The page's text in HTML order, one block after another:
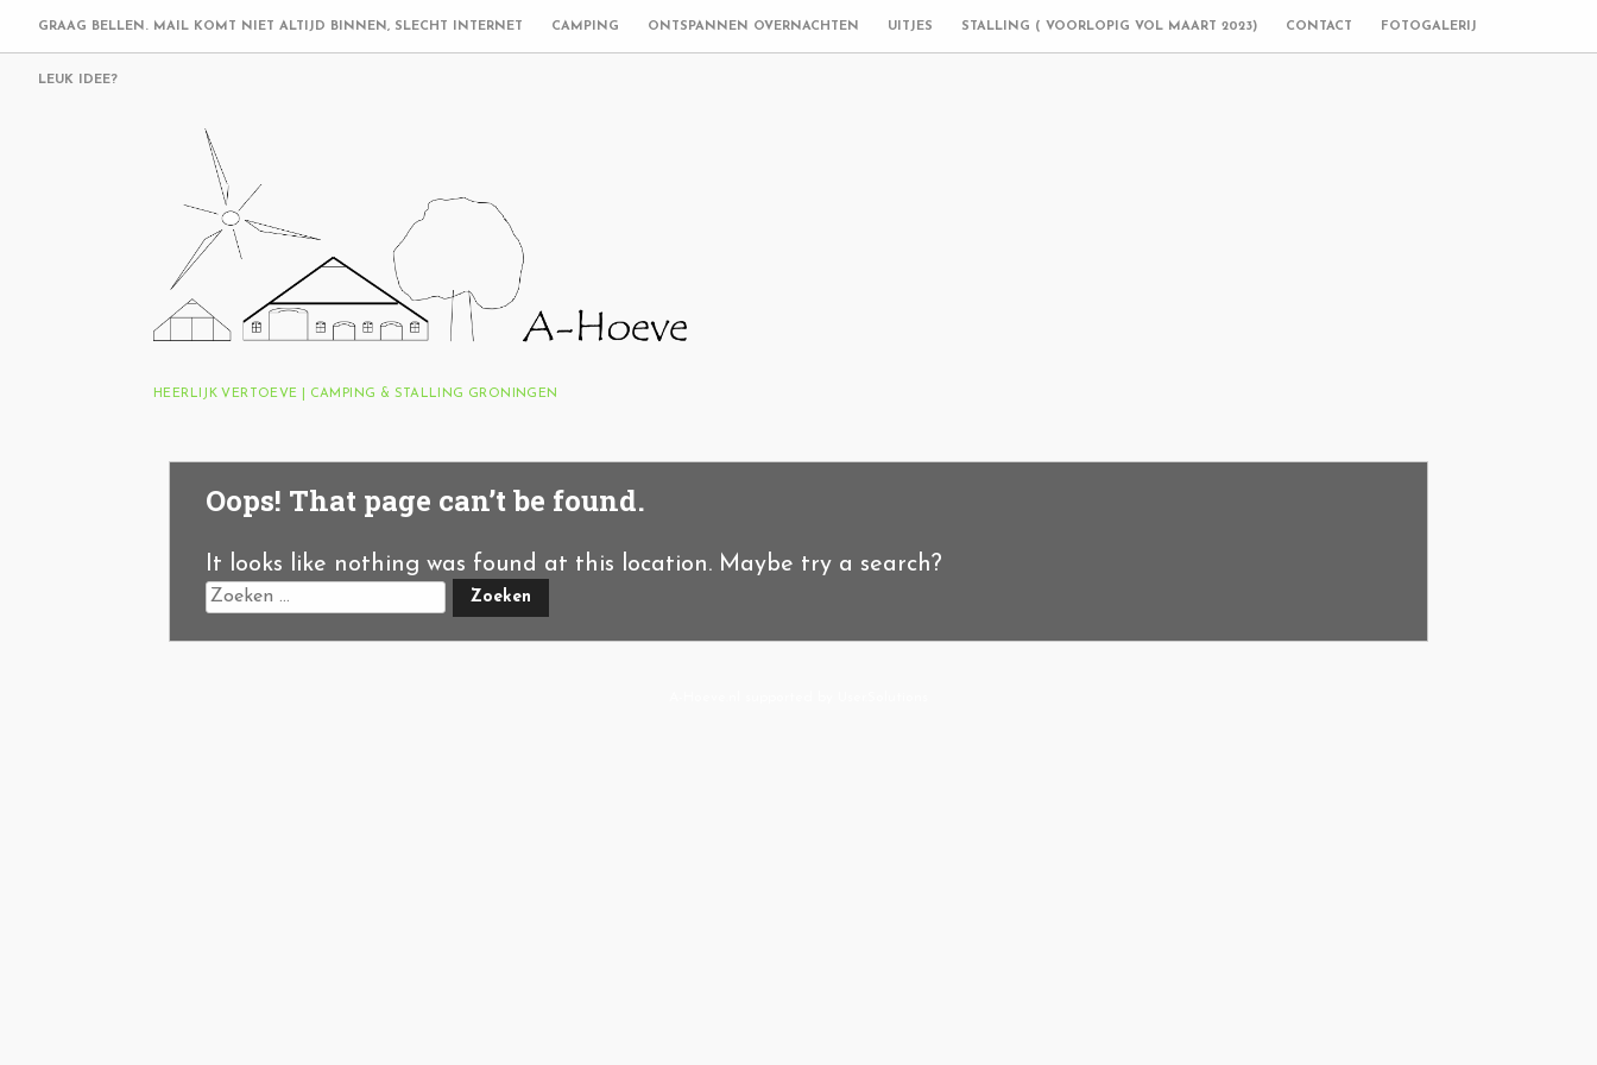
GRAAG BELLEN. MAIL KOMT NIET ALTIJD BINNEN, SLECHT INTERNET CAMPING ONTSPANNEN OVERNACHTEN UITJES STALLING ( VOORLOPIG VOL MAART 2023) CONTACT FOTOGALERIJ
LEUK IDEE?
HEERLIJK VERTOEVE | CAMPING & STALLING GRONINGEN
Oops! That page can’t be found.
It looks like nothing was found at this location. Maybe try a search?